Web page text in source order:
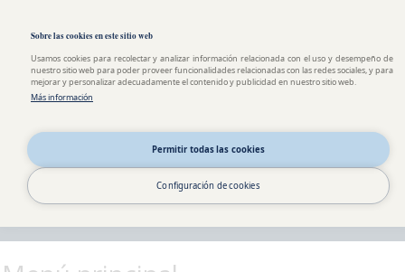
Sobre las cookies en este sitio web
Usamos cookies para recolectar y analizar información relacionada con el uso y desempeño de
nuestro sitio web para poder proveer funcionalidades relacionadas con las redes sociales, y para
mejorar y personalizar adecuadamente el contenido y publicidad en nuestro sitio web.
Más información
Permitir todas las cookies
Configuración de cookies